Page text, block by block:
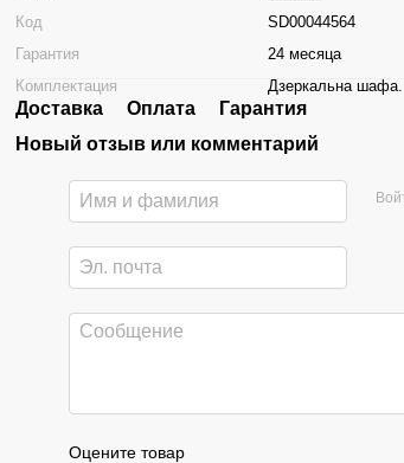
Код
SD00044564
Гарантия
24 месяца
Комплектация
Дзеркальна шафа.
Доставка Оплата
Гарантия
Новый отзыв или комментарий
Оцените товар